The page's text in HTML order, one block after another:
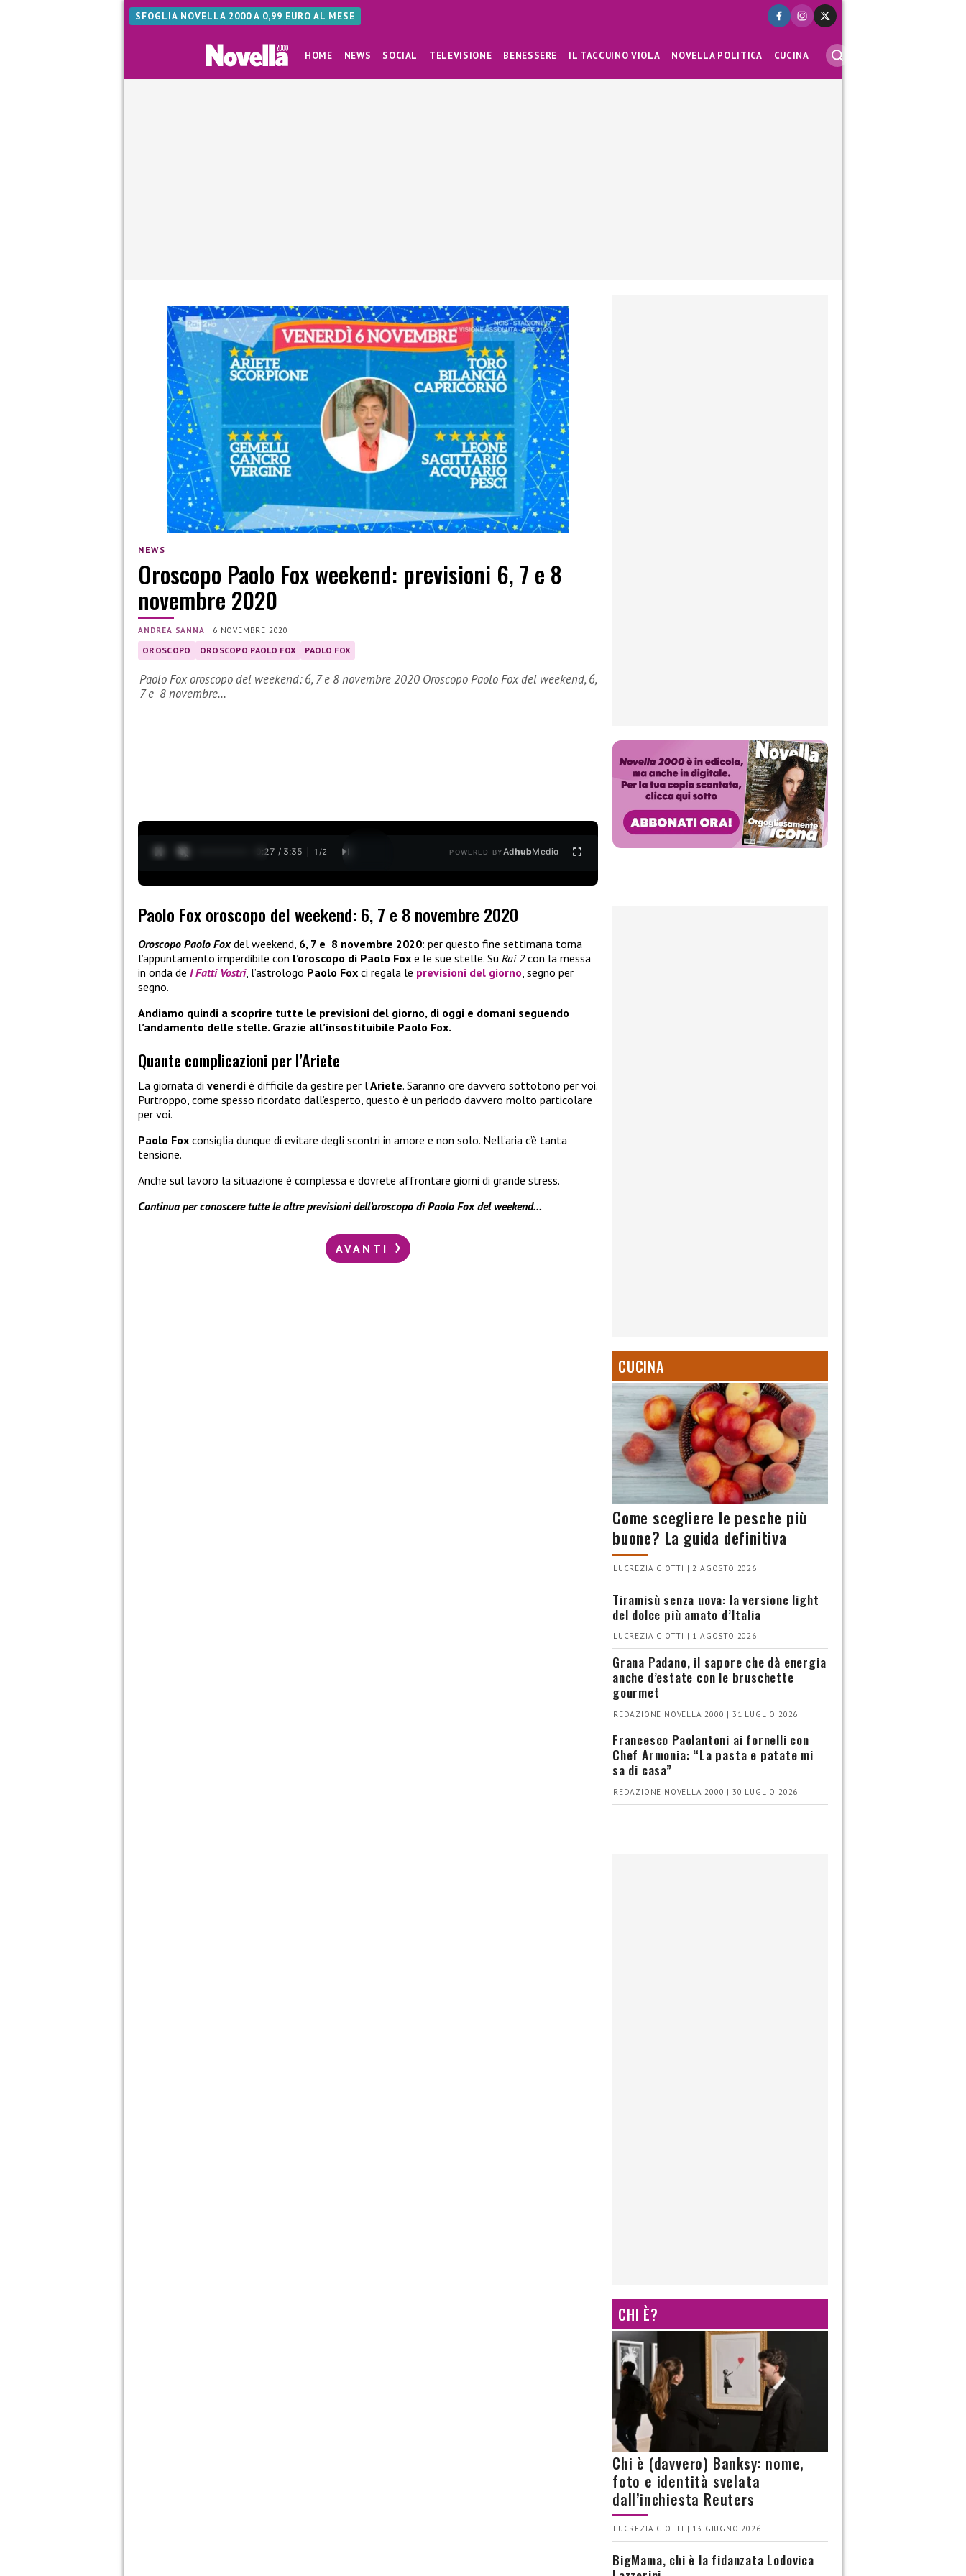
SFOGLIA NOVELLA 2000 A 0,99 EURO AL MESE
HOME NEWS SOCIAL TELEVISIONE BENESSERE IL TACCUINO VIOLA NOVELLA POLITICA CUCINA
NEWS
Oroscopo Paolo Fox weekend: previsioni 6, 7 e 8
novembre 2020
ANDREA SANNA | 6 NOVEMBRE 2020
OROSCOPO OROSCOPO PAOLO FOX PAOLO FOX
Paolo Fox oroscopo del weekend: 6, 7 e 8 novembre 2020 Oroscopo Paolo Fox del weekend, 6,
7 e 8 novembre…
0:28 / 3:35 1 /2 POWERED BYAdhubMedia
Paolo Fox oroscopo del weekend: 6, 7 e 8 novembre 2020
Oroscopo Paolo Foxdel weekend, 6, 7 e 8 novembre 2020: per questo fine settimana torna
l’appuntamento imperdibile con l’oroscopo di Paolo Fox e le sue stelle. Su Rai 2con la messa
in onda de I Fatti Vostri, l’astrologo Paolo Fox ci regala le previsioni del giorno, segno per
segno.
Andiamo quindi a scoprire tutte le previsioni del giorno, di oggi e domani seguendo
l’andamento delle stelle. Grazie all’insostituibile Paolo Fox.
Quante complicazioni per l’Ariete
La giornata di venerdì è difficile da gestire per l’Ariete. Saranno ore davvero sottotono per voi.
Purtroppo, come spesso ricordato dall’esperto, questo è un periodo davvero molto particolare
per voi.
Paolo Fox consiglia dunque di evitare degli scontri in amore e non solo. Nell’aria c’è tanta
tensione.
Anche sul lavoro la situazione è complessa e dovrete affrontare giorni di grande stress.
Continua per conoscere tutte le altre previsioni dell’oroscopo di Paolo Fox del weekend…
AVANTI
CUCINA
Come scegliere le pesche più
buone? La guida definitiva
LUCREZIA CIOTTI | 2 AGOSTO 2026
Tiramisù senza uova: la versione light
del dolce più amato d’Italia
LUCREZIA CIOTTI | 1 AGOSTO 2026
Grana Padano, il sapore che dà energia
anche d’estate con le bruschette
gourmet
REDAZIONE NOVELLA 2000 | 31 LUGLIO 2026
Francesco Paolantoni ai fornelli con
Chef Armonia: “La pasta e patate mi
sa di casa”
REDAZIONE NOVELLA 2000 | 30 LUGLIO 2026
CHI È?
Chi è (davvero) Banksy: nome,
foto e identità svelata
dall’inchiesta Reuters
LUCREZIA CIOTTI | 13 GIUGNO 2026
BigMama, chi è la fidanzata Lodovica